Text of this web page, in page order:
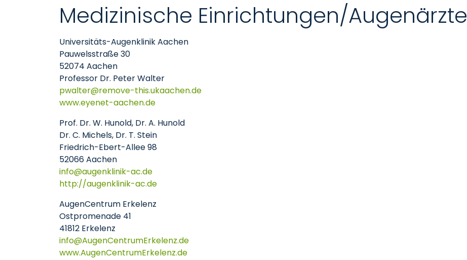
Medizinische Einrichtungen/Augenärzte
Universitäts-Augenklinik Aachen
Pauwelsstraße 30
52074 Aachen
Professor Dr. Peter Walter
pwalter
remove-this.ukaachende
www.eyenet-aachen.de
Prof. Dr. W. Hunold, Dr. A. Hunold
Dr. C. Michels, Dr. T. Stein
Friedrich-Ebert-Allee 98
52066 Aachen
info
augenklinik-acde
http://augenklinik-ac.de
AugenCentrum Erkelenz
Ostpromenade 41
41812 Erkelenz
info
AugenCentrumErkelenzde
www.AugenCentrumErkelenz.de